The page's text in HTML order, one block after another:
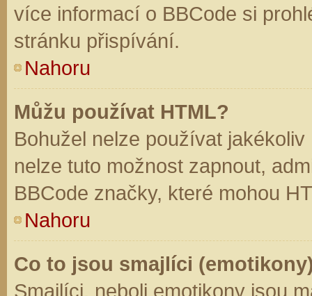
více informací o BBCode si
stránku přispívání.
Nahoru
Můžu používat HTML?
Bohužel nelze používat
nelze tuto možnost zapnout,
BBCode značky, které mohou
Nahoru
Co to jsou smajlíci
Smajlíci, neboli emotikony jsou